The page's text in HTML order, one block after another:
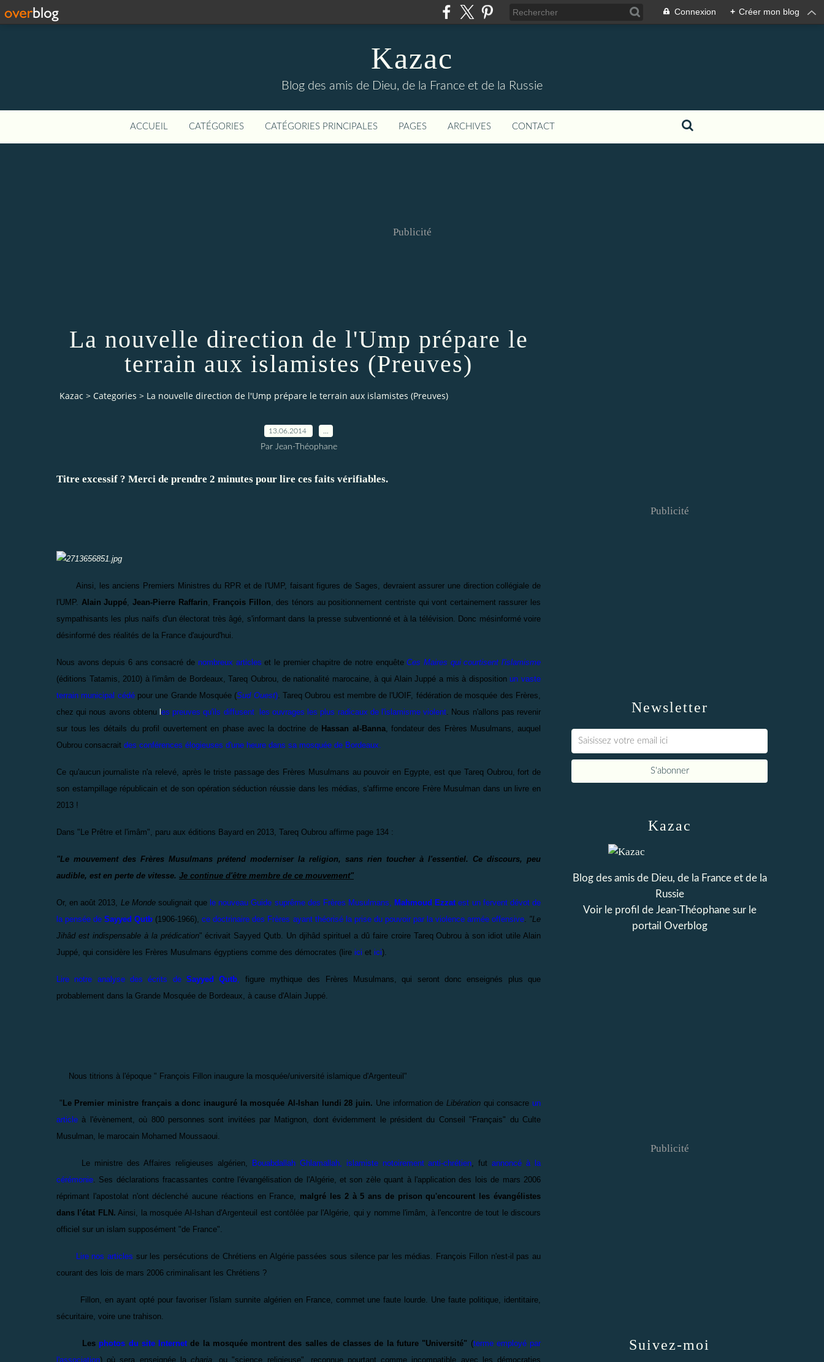
Connexion + Créer mon blog
Kazac
Blog des amis de Dieu, de la France et de la Russie
ACCUEIL CATÉGORIES CATÉGORIES PRINCIPALES PAGES ARCHIVES CONTACT
Publicité
La nouvelle direction de l'Ump prépare le
terrain aux islamistes (Preuves)
Kazac > Categories > La nouvelle direction de l'Ump prépare le terrain aux islamistes (Preuves)
13.06.2014
Par Jean-Théophane
Titre excessif ? Merci de prendre 2 minutes pour lire ces faits vérifiables.
Ainsi, les anciens Premiers Ministres du RPR et de l'UMP, faisant figures de Sages, devraient assurer une direction collégiale de
l'UMP. Alain Juppé Jean-Pierre Raffarin François Fillon , des ténors au positionnement centriste qui vont certainement rassurer les
sympathisants les plus naïfs d'un électorat très âgé, s'informant dans la presse subventionné et à la télévision. Donc mésinformé voire
désinformé des réalités de la France d'aujourd'hui.
Nous avons depuis 6 ans consacré de nombreux articles et le premier chapitre de notre enquêteCes Maires qui courtisent l'islamisme
(éditions Tatamis, 2010) à l'imâm de Bordeaux, Tareq Oubrou, de nationalité marocaine, à qui Alain Juppé a mis à dispositionun vaste
terrain municipal cédépour une Grande Mosquée (Sud Ouest). Tareq Oubrou est membre de l'UOIF, fédération de mosquée des Frères,
chez qui nous avons obtenu es preuves qu'ils diffusent les ouvrages les plus radicaux de l'islamisme violent . Nous n'allons pas revenir
sur tous les détails du profil ouvertement en phase avec la doctrine de Hassan al-Banna, fondateur des Frères Musulmans, auquel
Oubrou consacrait des conférences élogieuses d'une heure dans sa mosquée de Bordeaux.
Ce qu'aucun journaliste n'a relevé, après le triste passage des Frères Musulmans au pouvoir en Egypte, est que Tareq Oubrou, fort de
son estampillage républicain et de son opération séduction réussie dans les médias, s'affirme encore Frère Musulman dans un livre en
2013 !
Dans "Le Prêtre et l'imâm", paru aux éditions Bayard en 2013, Tareq Oubrou affirme page 134 :
"Le mouvement des Frères Musulmans prétend moderniser la religion, sans rien toucher à l'essentiel. Ce discours, peu
audible, est en perte de vitesse. Je continue d'être membre de ce mouvement"
Or, en août 2013, Le Monde soulignait que le nouveau Guide suprême des Frères Musulmans, Mahmoud Ezzat est un fervent dévot de
la pensée deSayyed Qutb (1906-1966) ,ce doctrinaire des Frères ayant théorisé la prise du pouvoir par la violence armée offensive "Le
Jihâd est indispensable à la prédication" écrivait Sayyed Qutb. Un djihâd spirituel a dû faire croire Tareq Oubrou à son idiot utile Alain
Juppé, qui considère les Frères Musulmans égyptiens comme des démocrates (lire ici et ici)
Lire notre analyse des écrits de Sayyed Qutb
figure mythique des Frères Musulmans, qui seront donc enseignés plus que
probablement dans la Grande Mosquée de Bordeaux, à cause d'Alain Juppé.
Nous titrions à l'époque " François Fillon inaugure la mosquée/université islamique d'Argenteuil"
" Le Premier ministre français a donc inauguré la mosquée Al-Ishan lundi 28 juin. Une information de Libérationqui consacreun
article à l'évènement, où 800 personnes sont invitées par Matignon, dont évidemment le président du Conseil "Français" du Culte
Musulman, le marocain Mohamed Moussaoui.
Le ministre des Affaires religieuses algérien, Bouabdallah Ghlamallah, islamiste notoirement anti-chrétien , futannoncé à la
cérémonie . Ses déclarations fracassantes contre l'évangélisation de l'Algérie, et son zèle quant à l'application des lois de mars 2006
réprimant l'apostolat n'ont déclenché aucune réactions en France, malgré les 2 à 5 ans de prison qu'encourent les évangélistes
dans l'état FLN. Ainsi, la mosquée Al-Ishan d'Argenteuil est contôlée par l'Algérie, qui y nomme l'imâm, à l'encontre de tout le discours
officiel sur un islam supposément "de France".
Lire nos articles sur les persécutions de Chrétiens en Algérie passées sous silence par les médias. François Fillon n'est-il pas au
courant des lois de mars 2006 criminalisant les Chrétiens ?
Fillon, en ayant opté pour favoriser l'islam sunnite algérien en France, commet une faute lourde. Une faute politique, identitaire,
sécuritaire, voire une trahison.
Les photos du site Internet de la mosquée montrent des salles de classes de la future "Université" (terme employé par
l'association) où sera enseignée la charia , ou "science religieuse", reconnue pourtant comme incompatible avec les démocraties
Newsletter
Publicité
Kazac
Blog des amis de Dieu, de la France et de la
Russie
Voir le profil de Jean-Théophanesur le
portail Overblog
Suivez-moi
Publicité